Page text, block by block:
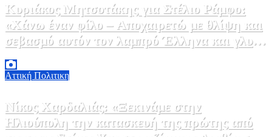
Κυριάκος Μητσοτάκης για Στέλιο Ράμφο:
«Χάνω έναν φίλο – Αποχαιρετώ με θλίψη και
σεβασμό αυτόν τον λαμπρό Έλληνα και γλυκό
άνθρωπο»
Αττική Πολιτικη
Νίκος Χαρδαλιάς: «Ξεκινάμε στην
Ηλιούπολη την κατασκευή της πρώτης από